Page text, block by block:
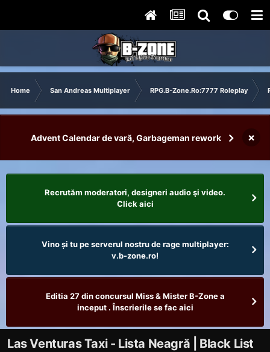
Home San Andreas Multiplayer RPG.B-Zone.Ro:7777 Roleplay
Advent Calendar de vară, Garbageman rework ×
Recrutăm moderatori, designeri audio şi video.
Click aici
Vino și tu pe serverul nostru de rage multiplayer:
v.b-zone.ro!
Editia 27 din concursul Miss & Mister B-Zone a
inceput . Înscrierile se fac aici
Las Venturas Taxi - Lista Neagră | Black List